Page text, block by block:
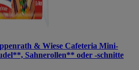
& Wiese Cafeteria Mini-
Sahnerollen** oder -schnitte